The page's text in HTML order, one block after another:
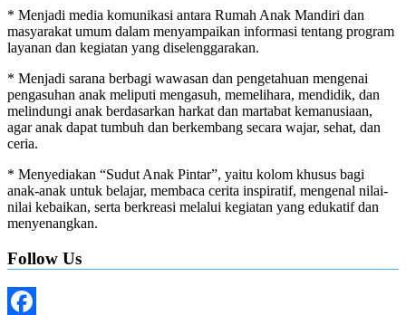
* Menjadi media komunikasi antara Rumah Anak Mandiri dan
masyarakat umum dalam menyampaikan informasi tentang program
layanan dan kegiatan yang diselenggarakan.
* Menjadi sarana berbagi wawasan dan pengetahuan mengenai
pengasuhan anak meliputi mengasuh, memelihara, mendidik, dan
melindungi anak berdasarkan harkat dan martabat kemanusiaan,
agar anak dapat tumbuh dan berkembang secara wajar, sehat, dan
ceria.
* Menyediakan “Sudut Anak Pintar”, yaitu kolom khusus bagi
anak-anak untuk belajar, membaca cerita inspiratif, mengenal nilai-
nilai kebaikan, serta berkreasi melalui kegiatan yang edukatif dan
menyenangkan.
Follow Us